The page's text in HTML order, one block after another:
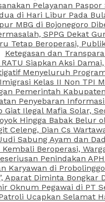
Pelayanan
di Hari Libur Pada
MBG di Bojonegoro
SPPG Dekat
Tetap Beroperasi,
Ketegasan dan
RATU Siapkan Aksi
Menyeluruh
Kelas II Non TPI
Pemerintah
Penyebaran
Giat Ilegal Mafia Solar,
Hingga Babak Belur
Celeng, Dian Cs
Sabung Ayam dan
Kembali Beroperasi,
Penindakan
Karyawan di
Aparat Diminta Bongkar
Oknum Pegawai di PT
Ucapkan Selamat